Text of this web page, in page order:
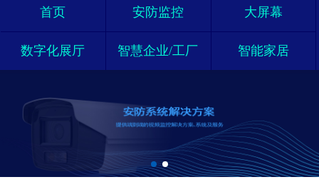
首页 安防监控 大屏幕
数字化展厅 智慧企业/工厂 智能家居